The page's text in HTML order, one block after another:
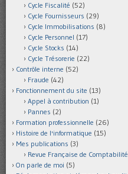
Cycle Fiscalité (52)
Cycle Fournisseurs (29)
Cycle Immobilisations (8)
Cycle Personnel (17)
Cycle Stocks (14)
Cycle Trésorerie (22)
Contrôle interne (52)
Fraude (42)
Fonctionnement du site (13)
Appel à contribution (1)
Pannes (2)
Formation professionnelle (26)
Histoire de l'informatique (15)
Mes publications (3)
Revue Française de Comptabilité
On parle de moi (5)